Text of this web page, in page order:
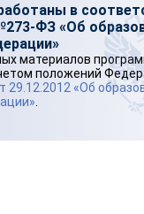
в
ФЗ «Об
материалов
положений
«Об